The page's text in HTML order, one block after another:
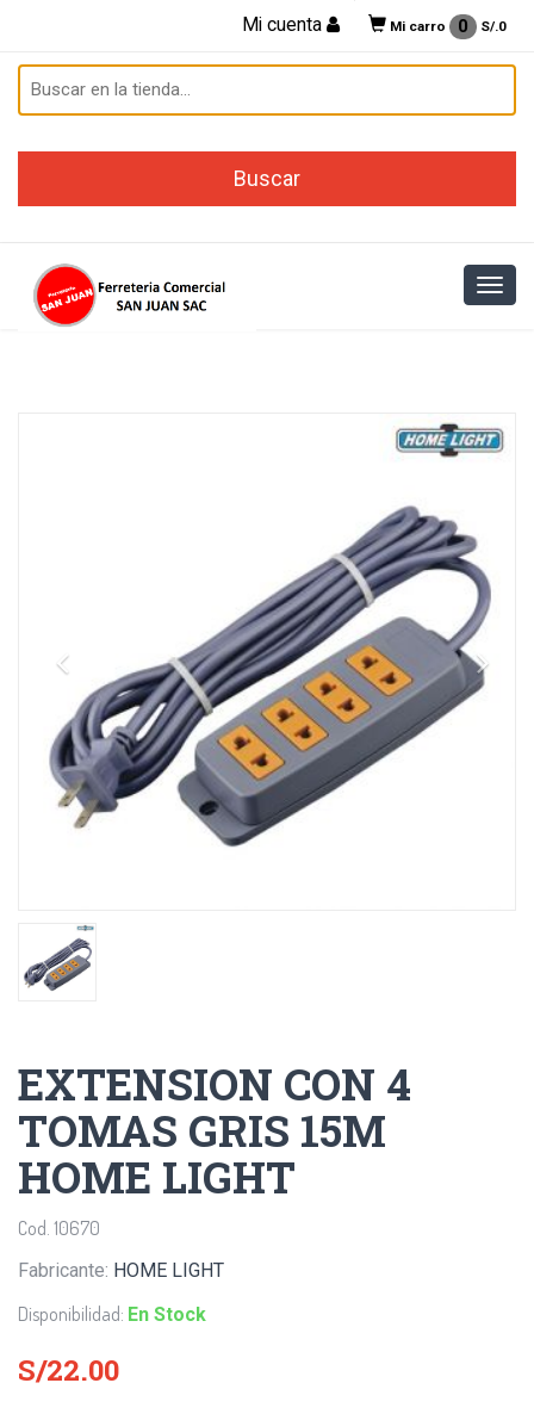
Mi cuenta Mi carro 0 S/.0
EXTENSION CON 4
TOMAS GRIS 15M
HOME LIGHT
Cod. 10670
Fabricante: HOME LIGHT
Disponibilidad: En Stock
S/22.00